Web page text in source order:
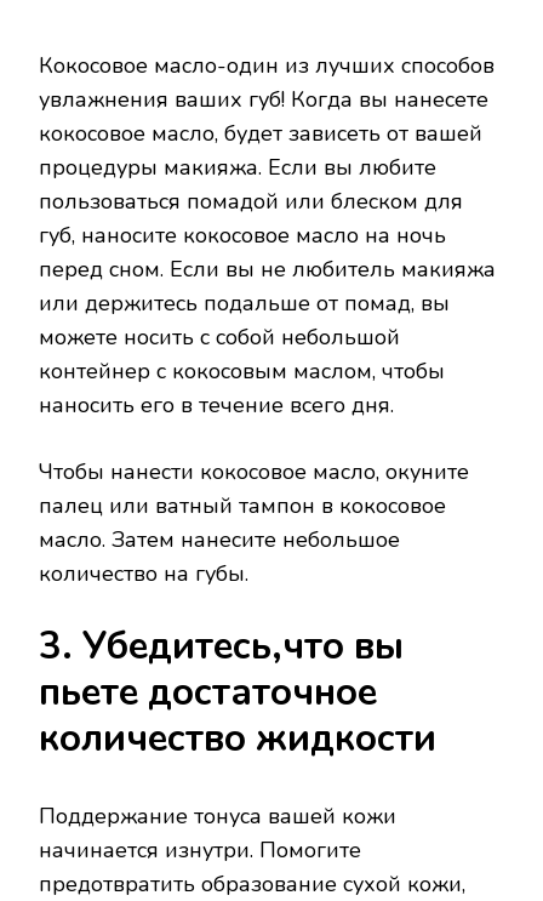
Кокосовое масло-один из лучших способов
увлажнения ваших губ! Когда вы нанесете
кокосовое масло, будет зависеть от вашей
процедуры макияжа. Если вы любите
пользоваться помадой или блеском для
губ, наносите кокосовое масло на ночь
перед сном. Если вы не любитель макияжа
или держитесь подальше от помад, вы
можете носить с собой небольшой
контейнер с кокосовым маслом, чтобы
наносить его в течение всего дня.
Чтобы нанести кокосовое масло, окуните
палец или ватный тампон в кокосовое
масло. Затем нанесите небольшое
количество на губы.
3. Убедитесь,что вы
пьете достаточное
количество жидкости
Поддержание тонуса вашей кожи
начинается изнутри. Помогите
предотвратить образование сухой кожи,